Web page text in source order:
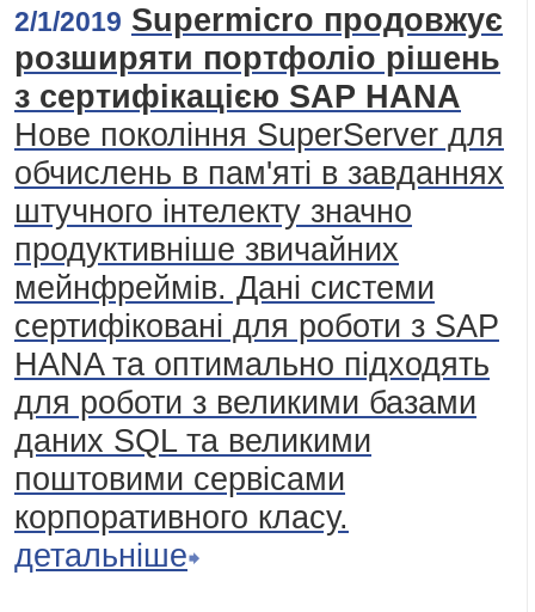
2/1/2019 Supermicro продовжує
розширяти портфоліо рішень
з сертифікацією SAP HANA
Нове покоління SuperServer для
обчислень в пам'яті в завданнях
штучного інтелекту значно
продуктивніше звичайних
мейнфреймів. Дані системи
сертифіковані для роботи з SAP
HANA та оптимально підходять
для роботи з великими базами
даних SQL та великими
поштовими сервісами
корпоративного класу.
детальніше